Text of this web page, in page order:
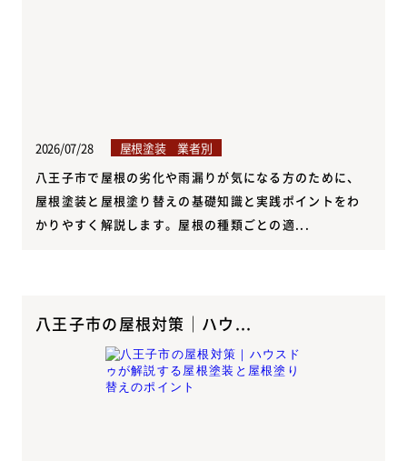
2026/07/28
屋根塗装 業者別
八王子市で屋根の劣化や雨漏りが気になる方のために、
屋根塗装と屋根塗り替えの基礎知識と実践ポイントをわ
かりやすく解説します。屋根の種類ごとの適...
八王子市の屋根対策｜ハウ...